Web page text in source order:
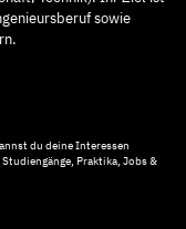
sowie
du deine Interessen
Praktika, Jobs &